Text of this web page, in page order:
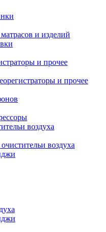
и изделий
и прочее
и прочее
воздуха
воздуха